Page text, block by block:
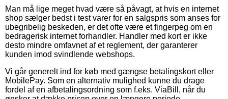
Man må lige meget hvad være så påvagt, at hvis en internet
shop sælger bedst i test varer for en salgspris som anses for
ubegribelig beskeden, er det ofte være et fingerpeg om en
bedragerisk internet forhandler. Handler med kort er ikke
desto mindre omfavnet af et reglement, der garanterer
kunden imod svindlende webshops.
Vi går generelt ind for køb med gængse betalingskort eller
MobilePay. Som en alternativ mulighed kunne du drage
fordel af en afbetalingsordning som f.eks. ViaBill, når du